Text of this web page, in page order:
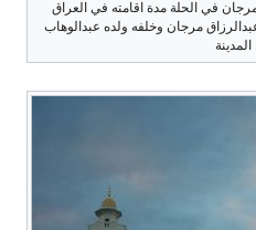
في الحلة مدة اقامته في العراق
مرجان وخلفه ولده عبدالوهاب